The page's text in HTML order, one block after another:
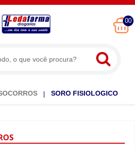
00
SORO FISIOLOGICO